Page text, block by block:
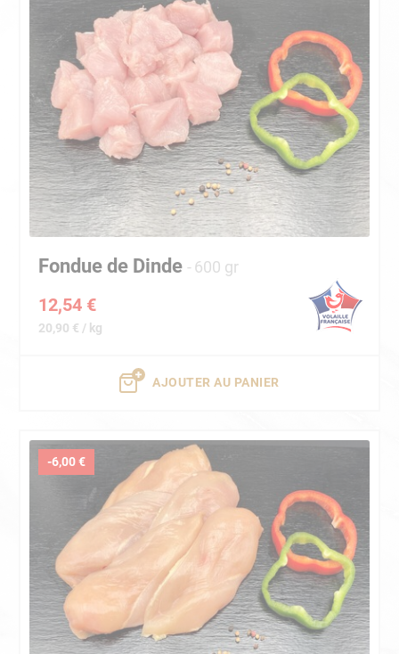
Fondue de Dinde 600 gr
12,54 €
20,90 € / kg
AJOUTER AU PANIER
-6,00 €